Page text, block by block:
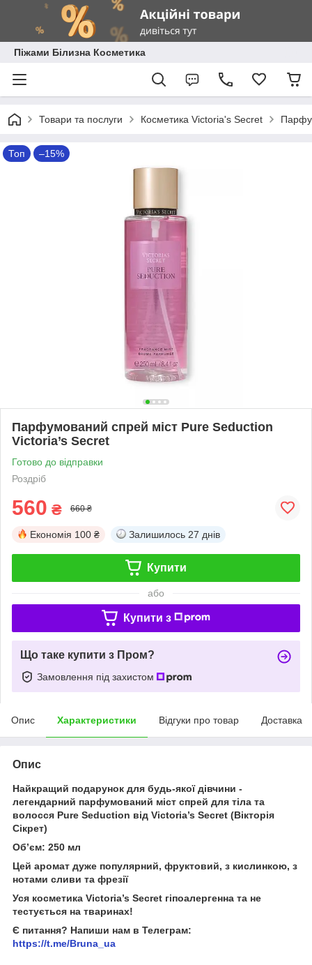
Піжами Білизна Косметика
Товари та послуги Косметика Victoria's Secret
Топ –15%
Парфумований спрей міст Pure Seduction
Victoria’s Secret
Готово до відправки
Роздріб
560 ₴ 660 ₴
Економія 100 ₴ Залишилось 27 днів
Купити
або
Купити з
Що таке купити з Пром?
Замовлення під захистом
Опис Характеристики Відгуки про товар Доставка
Опис
Найкращий подарунок для будь-якої дівчини -
легендарний парфумований міст спрей для тіла та
волосся Pure Seduction від Victoria’s Secret (Вікторія
Сікрет)
Об’єм: 250 мл
Цей аромат дуже популярний, фруктовий, з кислинкою, з
нотами сливи та фрезії
Уся косметика Victoria’s Secret гіпоалергенна та не
тестується на тваринах!
Є питання? Напиши нам в Телеграм:
https://t.me/Bruna_ua